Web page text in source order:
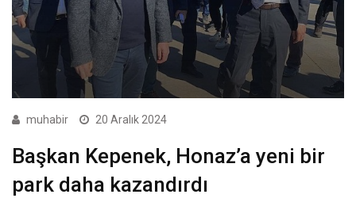
muhabir 20 Aralık 2024
Başkan Kepenek, Honaz’a yeni bir
park daha kazandırdı